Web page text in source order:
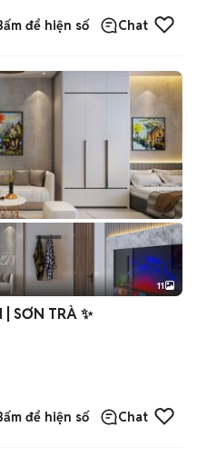
để hiện số Chat
+2
11
SƠN TRÀ ✨
để hiện số Chat